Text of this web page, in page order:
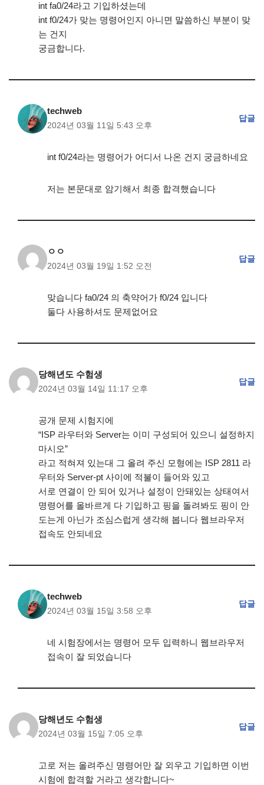
int fa0/24라고 기입하셨는데
int f0/24가 맞는 명령어인지 아니면 말씀하신 부분이 맞
는 건지
궁금합니다.
techweb
2024년 03월 11일 5:43 오후
답글
int f0/24라는 명령어가 어디서 나온 건지 궁금하네요
저는 본문대로 암기해서 최종 합격했습니다
ㅇㅇ
2024년 03월 19일 1:52 오전
답글
맞습니다 fa0/24 의 축약어가 f0/24 입니다
둘다 사용하셔도 문제없어요
당해년도 수험생
2024년 03월 14일 11:17 오후
답글
공개 문제 시험지에
“ISP 라우터와 Server는 이미 구성되어 있으니 설정하지
마시오”
라고 적혀져 있는대 그 올려 주신 모형에는 ISP 2811 라
우터와 Server-pt 사이에 적불이 들어와 있고
서로 연결이 안 되어 있거나 설정이 안돼있는 상태여서
명령어를 올바르게 다 기입하고 핑을 돌려봐도 핑이 안
도는게 아닌가 조심스럽게 생각해 봅니다 웹브라우저
접속도 안되네요
techweb
2024년 03월 15일 3:58 오후
답글
네 시험장에서는 명령어 모두 입력하니 웹브라우저
접속이 잘 되었습니다
당해년도 수험생
2024년 03월 15일 7:05 오후
답글
고로 저는 올려주신 명령어만 잘 외우고 기입하면 이번
시험에 합격할 거라고 생각합니다~